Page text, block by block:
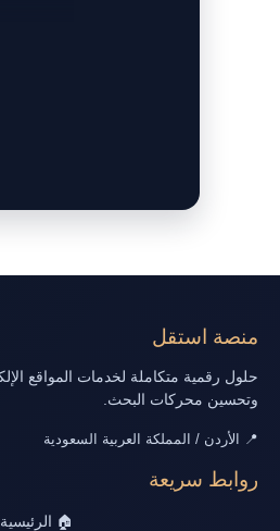
منصة استقل
حلول رقمية متكاملة لخدمات المواقع
وتحسين محركات البحث.
📍 الأردن / المملكة العربية السعودية
روابط سريعة
🏠 الرئيسية